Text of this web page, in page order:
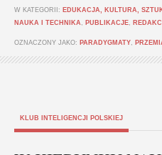
W KATEGORII: EDUKACJA, KULTURA,
NAUKA I TECHNIKA
PUBLIKACJE
OZNACZONY JAKO: PARADYGMATY
KLUB INTELIGENCJI POLSKIEJ